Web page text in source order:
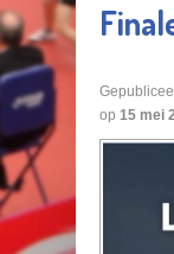
op 15 mei